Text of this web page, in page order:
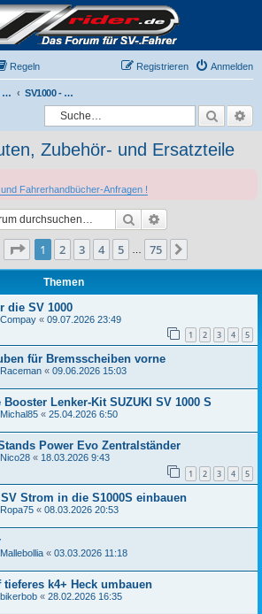
Regeln Anmelden
Registrieren
Rund um die SV1000 SV1000 - Umbauten, Zubehör- und Ersatzteile
Suche
Zubehör- und Ersatzteile
Fahrerhandbücher-Anfragen !
Suche
Seite 1von 75
1 2 3 4 5 75
Themen
die SV 1000
Compay « 09.07.2026 23:49
1 2 3 4 5
für Bremsscheiben vorne
Raceman « 09.06.2026 15:03
Lenker-Kit SUZUKI SV 1000 S
Michal85 « 25.04.2026 6:50
Power Evo Zentralständer
Nico28 « 18.03.2026 9:43
1 2 3 4 5
Strom in die S1000S einbauen
Ropa75 « 08.03.2026 20:53
Mallebollia « 03.03.2026 11:18
tieferes k4+ Heck umbauen
bikerbob « 28.02.2026 16:35